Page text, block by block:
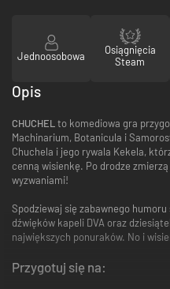
Jednoosobowa
Osiągnięcia
Steam
Opis
CHUCHEL to komediowa gra
Machinarium, Botanicula i
Chuchela i jego rywala Kekela,
cenną wisienkę. Po drodze
wyzwaniami!
Spodziewaj się zabawnego
dźwięków kapeli DVA oraz
największych ponuraków. No i
Przygotuj się na: